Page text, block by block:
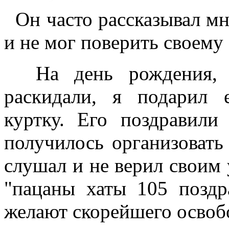
Он часто рассказывал
и не мог поверить своему
На день рождения,
раскидали, я
куртку. Его
получилось
слушал и не верил
"пацаны хаты 105
желают скорейшего